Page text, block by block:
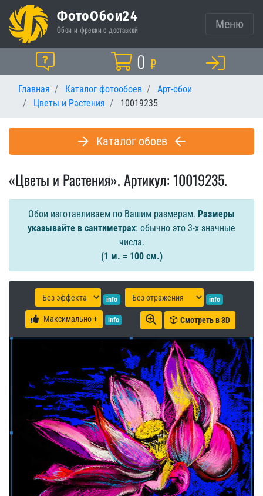
ФотоОбои24
Обои и фрески с доставкой Меню
Помощь Корзина
0 ₽
Главная Каталог фотообоев
Арт-обои
Цветы и Растения
10019235
Каталог обоев
«Цветы и Растения». Артикул: 10019235.
Обои изготавливаем по Вашим размерам. Размеры
указывайте в сантиметрах: обычно это 3-х значные
числа.
(1 м. = 100 см.)
info info
Максимально + info Смотреть в 3D